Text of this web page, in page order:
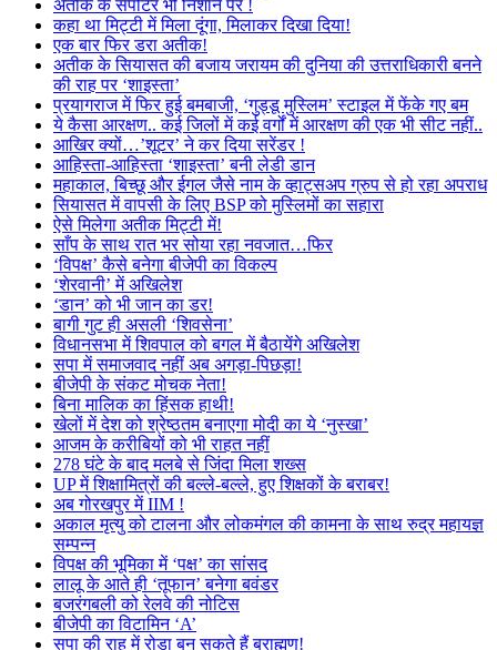
अतीक के सपोर्टर भी निशाने पर !
कहा था मिट्टी में मिला दूंगा, मिलाकर दिखा दिया!
एक बार फिर डरा अतीक!
अतीक के सियासत की बजाय जरायम की दुनिया की उत्तराधिकारी बनने
की राह पर ‘शाइस्ता’
प्रयागराज में फिर हुई बमबाजी, ‘गुड्डू मुस्लिम’ स्टाइल में फेंके गए बम
ये कैसा आरक्षण.. कई जिलों में कई वर्गों में आरक्षण की एक भी सीट नहीं..
आखिर क्यों…’शूटर’ ने कर दिया सरेंडर !
आहिस्ता-आहिस्ता ‘शाइस्ता’ बनी लेडी डान
महाकाल, बिच्छू और ईगल जैसे नाम के व्हाट्सअप ग्रुप से हो रहा अपराध
सियासत में वापसी के लिए BSP को मुस्लिमों का सहारा
ऐसे मिलेगा अतीक मिट्टी में!
साँप के साथ रात भर सोया रहा नवजात…फिर
‘विपक्ष’ कैसे बनेगा बीजेपी का विकल्प
‘शेरवानी’ में अखिलेश
‘डान’ को भी जान का डर!
बागी गुट ही असली ‘शिवसेना’
विधानसभा में शिवपाल को बगल में बैठायेंगे अखिलेश
सपा में समाजवाद नहीं अब अगड़ा-पिछड़ा!
बीजेपी के संकट मोचक नेता!
बिना मालिक का हिंसक हाथी!
खेलों में देश को श्रेष्ठतम बनाएगा मोदी का ये ‘नुस्खा’
आजम के करीबियों को भी राहत नहीं
278 घंटे के बाद मलबे से जिंदा मिला शख्स
UP में शिक्षामित्रों की बल्ले-बल्ले, हुए शिक्षकों के बराबर!
अब गोरखपुर में IIM !
अकाल मृत्यु को टालना और लोकमंगल की कामना के साथ रुद्र महायज्ञ
सम्पन्न
विपक्ष की भूमिका में ‘पक्ष’ का सांसद
लालू के आते ही ‘तूफान’ बनेगा बवंडर
बजरंगबली को रेलवे की नोटिस
बीजेपी का विटामिन ‘A’
सपा की राह में रोड़ा बन सकते हैं ब्राह्मण!